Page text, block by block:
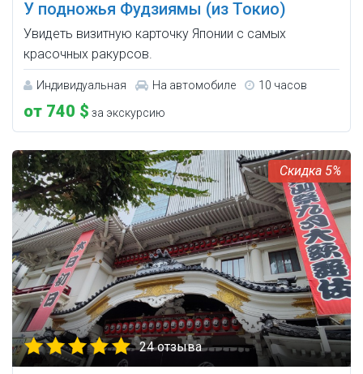
У подножья Фудзиямы (из Токио)
Увидеть визитную карточку Японии с самых
красочных ракурсов.
Индивидуальная На автомобиле 10 часов
от 740 $ за экскурсию
5%
24 отзыва